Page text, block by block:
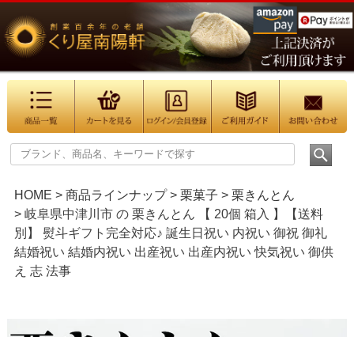
HOME 商品ラインナップ 栗菓子
栗きんとん
岐阜県中津川市 の 栗きんとん 【 20個 箱入 】【送料
別】 熨斗ギフト完全対応♪ 誕生日祝い 内祝い 御祝 御礼
結婚祝い 結婚内祝い 出産祝い 出産内祝い 快気祝い 御供
え 志 法事